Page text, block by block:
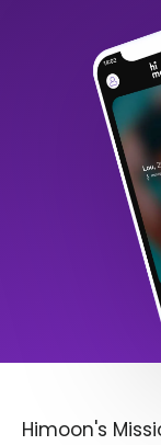
Himoon's